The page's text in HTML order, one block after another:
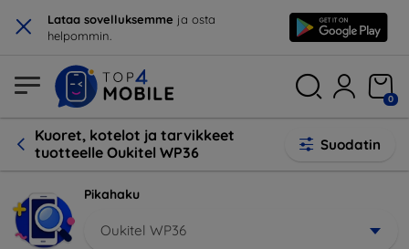
× Lataa sovelluksemme ja osta
helpommin.
0
Kuoret, kotelot ja tarvikkeet
tuotteelle Oukitel WP36
Suodatin
Pikahaku
Oukitel WP36